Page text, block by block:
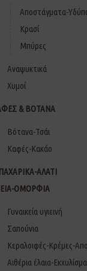
Αποστάγματα-
Κρασί
Μπύρες
Αναψυκτικά
Χυμοί
& ΒΟΤΑΝΑ
Βότανα-Τσάι
Καφές-Κακάο
ΑΛΑΤΙ
ΟΜΟΡΦΙΑ
Γυναικεία υγιεινή
Σαπούνια
Κεραλοιφές-Κρέμες-
Αιθέρια έλαια-